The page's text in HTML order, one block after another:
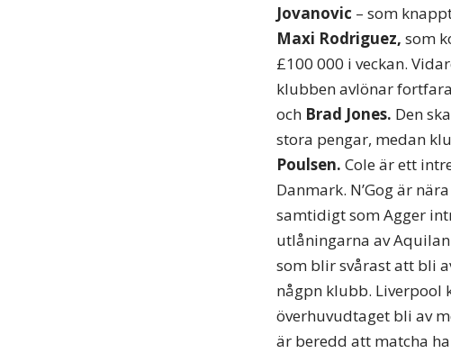
Jovanovic – som
Maxi Rodriguez, som
£100 000 i veckan.
klubben avlönar
och Brad Jones. Den
stora pengar, medan
Poulsen. Cole är ett
Danmark. N’Gog är
samtidigt som Agger
utlåningarna av
som blir svårast att bli
någpn klubb. Liverpool
överhuvudtaget bli av
är beredd att matcha